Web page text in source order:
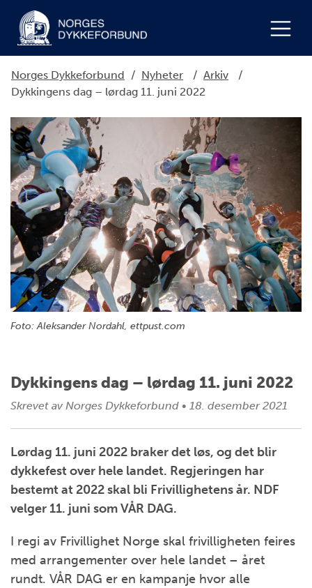
Norges Dykkeforbund / Nyheter / Arkiv
/
Dykkingens dag – lørdag 11. juni 2022
Foto: Aleksander Nordahl, ettpust.com
Dykkingens dag – lørdag 11. juni 2022
Skrevet av Norges Dykkeforbund • 18. desember 2021
Lørdag 11. juni 2022 braker det løs, og det blir
dykkefest over hele landet. Regjeringen har
bestemt at 2022 skal bli Frivillighetens år. NDF
velger 11. juni som VÅR DAG.
I regi av Frivillighet Norge skal frivilligheten feires
med arrangementer over hele landet – året
rundt. VÅR DAG er en kampanje hvor alle